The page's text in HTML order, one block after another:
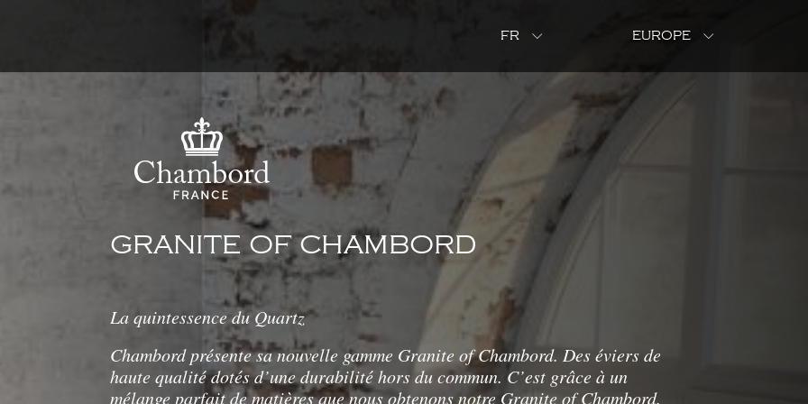
GRANITE OF CHAMBORD
La quintessence du Quartz
Chambord présente sa nouvelle gamme Granite of Chambord. Des éviers de
haute qualité dotés d’une durabilité hors du commun. C’est grâce à un
mélange parfait de matières que nous obtenons notre Granite of Chambord.
FR EUROPE